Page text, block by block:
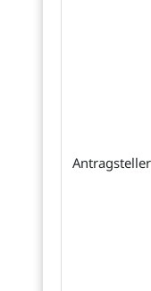
Antragsteller